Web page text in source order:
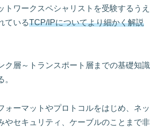
トワークスペシャリストを受験するうえ
ているTCP/IPについてより細かく解説
ク層～トランスポート層までの基礎知識
ォーマットやプロトコルをはじめ、ネッ
やセキュリティ、ケーブルのことまで非